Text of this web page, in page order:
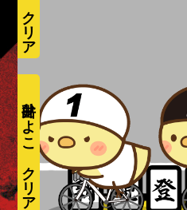
井出ひよこ